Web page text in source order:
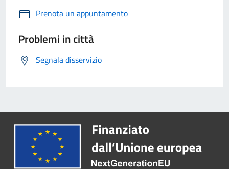
Prenota un appuntamento
Problemi in città
Segnala disservizio